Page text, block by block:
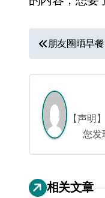
文
章
航
朋友圈晒早
【声明
您发
相关文章